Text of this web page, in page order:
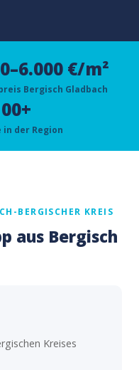
€/m²
Bergisch Gladbach
der Region
BERGISCHER KREIS
aus Bergisch
Kreises